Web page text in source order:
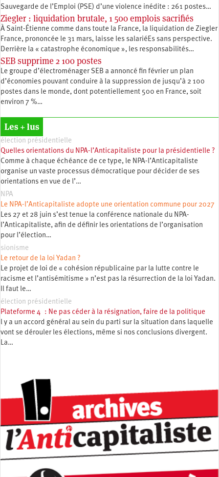
Sauvegarde de l’Emploi (PSE) d’une violence inédite : 261 postes…
Ziegler : liquidation brutale, 1 500 emplois sacrifiés
À Saint-Étienne comme dans toute la France, la liquidation de Ziegler
France, prononcée le 31 mars, laisse les salariéEs sans perspective.
Derrière la « catastrophe économique », les responsabilités…
SEB supprime 2 100 postes
Le groupe d’électroménager SEB a annoncé fin février un plan
d’économies pouvant conduire à la suppression de jusqu’à 2 100
postes dans le monde, dont potentiellement 500 en France, soit
environ 7 %…
Les + lus
élection présidentielle
Quelles orientations du NPA-l’Anticapitaliste pour la présidentielle ?
Comme à chaque échéance de ce type, le NPA-l’Anticapitaliste
organise un vaste processus démocratique pour décider de ses
orientations en vue de l’…
NPA
Le NPA-l’Anticapitaliste adopte une orientation commune pour 2027
Les 27 et 28 juin s’est tenue la conférence nationale du NPA-
l’Anticapitaliste, afin de définir les orientations de l’organisation
pour l’élection…
sionisme
Le retour de la loi Yadan ?
Le projet de loi de « cohésion républicaine par la lutte contre le
racisme et l’antisémitisme » n’est pas la résurrection de la loi Yadan.
Il faut le…
élection présidentielle
Plateforme 4 : Ne pas céder à la résignation, faire de la politique
l y a un accord général au sein du parti sur la situation dans laquelle
vont se dérouler les élections, même si nos conclusions divergent.
La…